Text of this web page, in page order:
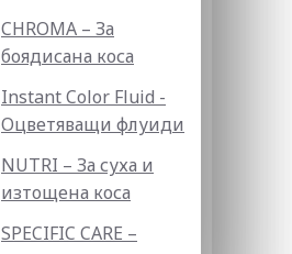
CHROMA – За
боядисана коса
Instant Color Fluid -
Оцветяващи флуиди
NUTRI – За суха и
изтощена коса
SPECIFIC CARE –